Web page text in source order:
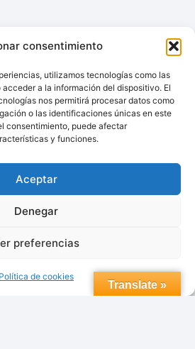
consentimiento
utilizamos tecnologías como las
a la información del dispositivo. El
nos permitirá procesar datos como
o las identificaciones únicas en este
consentimiento, puede afectar
y funciones.
Aceptar
Denegar
preferencias
Política de cookies
Política de Privacidad.
Translate »